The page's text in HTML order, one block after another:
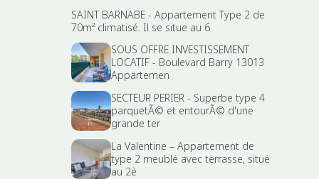
SAINT BARNABE - Appartement Type 2 de
70m² climatisé. Il se situe au 6
SOUS OFFRE INVESTISSEMENT
LOCATIF - Boulevard Barry 13013
Appartemen
SECTEUR PERIER - Superbe type 4
parquetÃ© et entourÃ© d'une
grande ter
La Valentine – Appartement de
type 2 meublé avec terrasse, situé
au 2è